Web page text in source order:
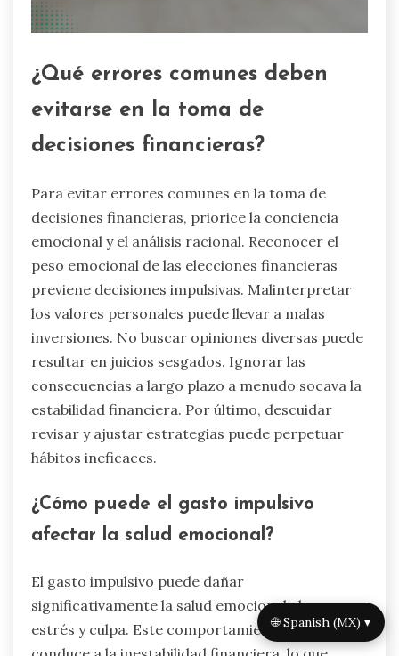
¿Qué errores comunes deben
evitarse en la toma de
decisiones financieras?
Para evitar errores comunes en la toma de
decisiones financieras, priorice la conciencia
emocional y el análisis racional. Reconocer el
peso emocional de las elecciones financieras
previene decisiones impulsivas. Malinterpretar
los valores personales puede llevar a malas
inversiones. No buscar opiniones diversas puede
resultar en juicios sesgados. Ignorar las
consecuencias a largo plazo a menudo socava la
estabilidad financiera. Por último, descuidar
revisar y ajustar estrategias puede perpetuar
hábitos ineficaces.
¿Cómo puede el gasto impulsivo
afectar la salud emocional?
El gasto impulsivo puede dañar
significativamente la salud emocional al crear
estrés y culpa. Este comportamiento a menudo
🌐 Spanish (MX) ▾